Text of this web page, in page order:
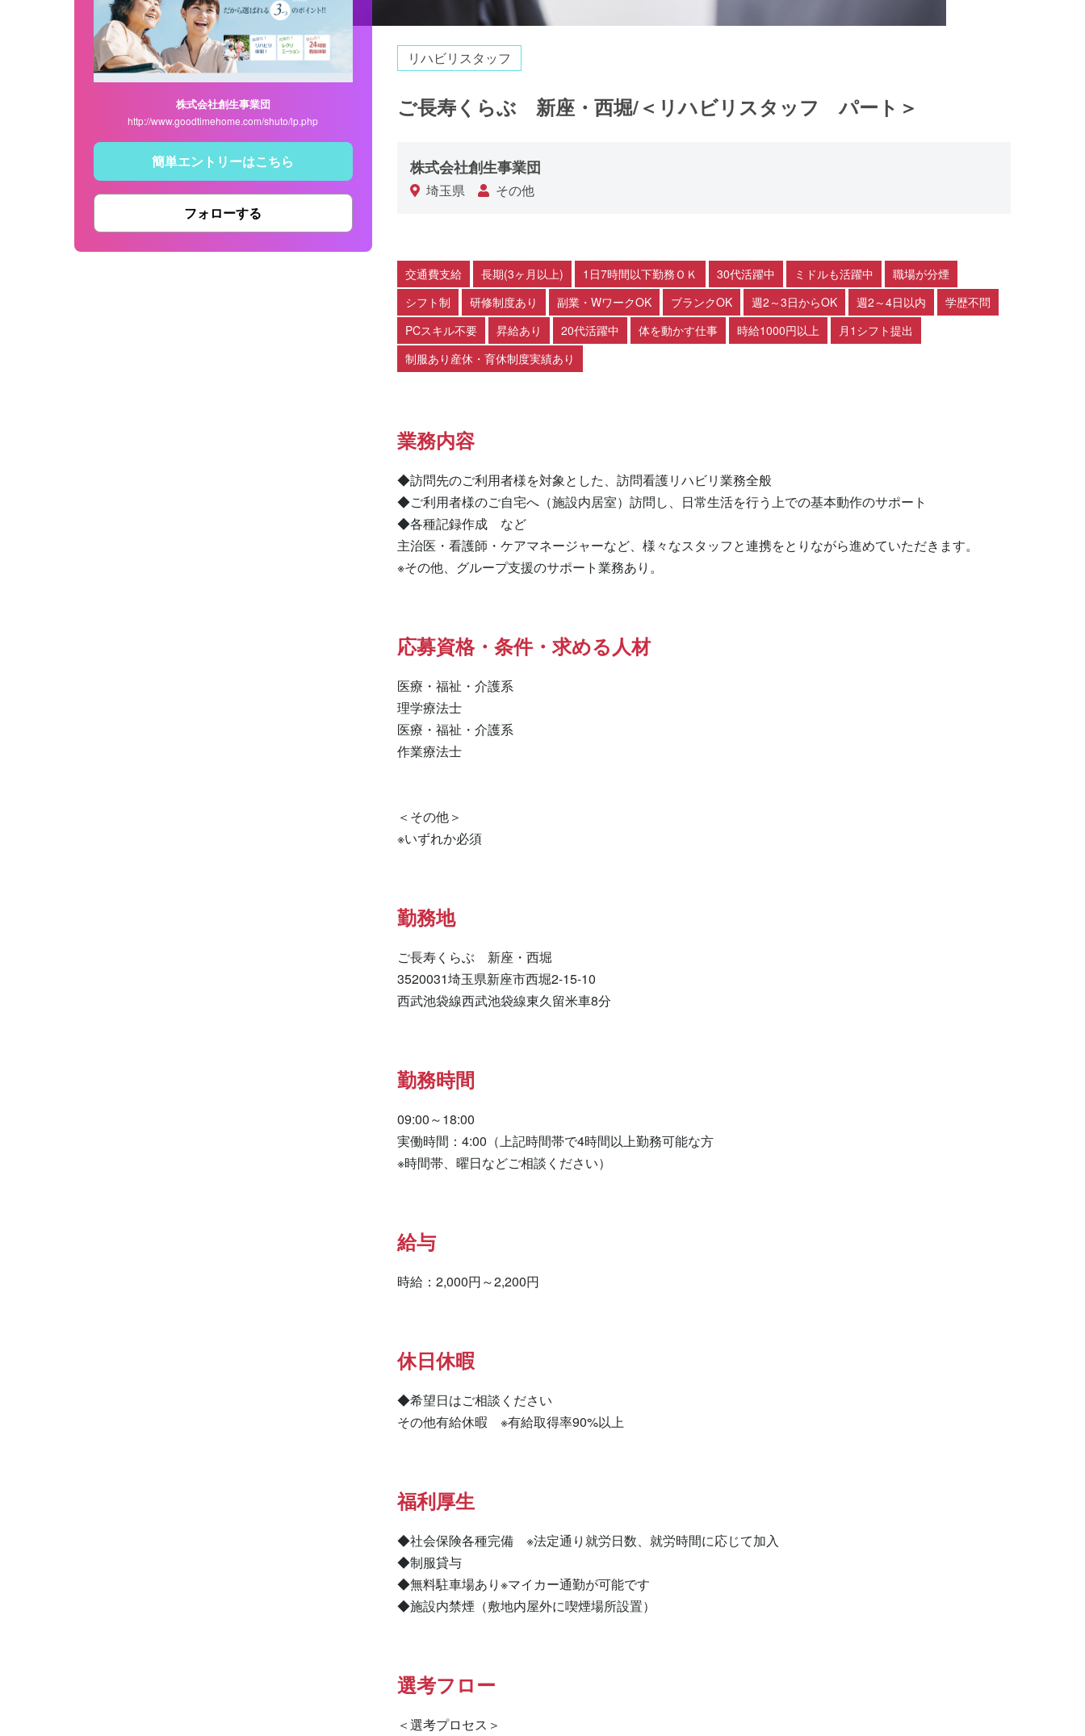
株式会社創生事業団
http://www.goodtimehome.com/shuto/lp.php
簡単エントリーはこちら
フォローする
リハビリスタッフ
ご長寿くらぶ 新座・西堀/＜リハビリスタッフ パート＞
株式会社創生事業団
埼玉県 その他
交通費支給 長期(3ヶ月以上) 1日7時間以下勤務ＯＫ 30代活躍中 ミドルも活躍中
職場が分煙
シフト制
研修制度あり 副業・WワークOK ブランクOK 週2～3日からOK 週2～4日以内
学歴不問
PCスキル不要
昇給あり 20代活躍中 体を動かす仕事 時給1000円以上
月1シフト提出
制服あり産休・育休制度実績あり
業務内容
◆訪問先のご利用者様を対象とした、訪問看護リハビリ業務全般
◆ご利用者様のご自宅へ（施設内居室）訪問し、日常生活を行う上での基本動作のサポート
◆各種記録作成　など
主治医・看護師・ケアマネージャーなど、様々なスタッフと連携をとりながら進めていただきます。
※その他、グループ支援のサポート業務あり。
応募資格・条件・求める人材
医療・福祉・介護系
理学療法士
医療・福祉・介護系
作業療法士
＜その他＞
※いずれか必須
勤務地
ご長寿くらぶ　新座・西堀
3520031埼玉県新座市西堀2-15-10
西武池袋線西武池袋線東久留米車8分
勤務時間
09:00～18:00
実働時間：4:00（上記時間帯で4時間以上勤務可能な方
※時間帯、曜日などご相談ください）
給与
時給：2,000円～2,200円
休日休暇
◆希望日はご相談ください
その他有給休暇　※有給取得率90%以上
福利厚生
◆社会保険各種完備　※法定通り就労日数、就労時間に応じて加入
◆制服貸与
◆無料駐車場あり※マイカー通勤が可能です
◆施設内禁煙（敷地内屋外に喫煙場所設置）
選考フロー
＜選考プロセス＞